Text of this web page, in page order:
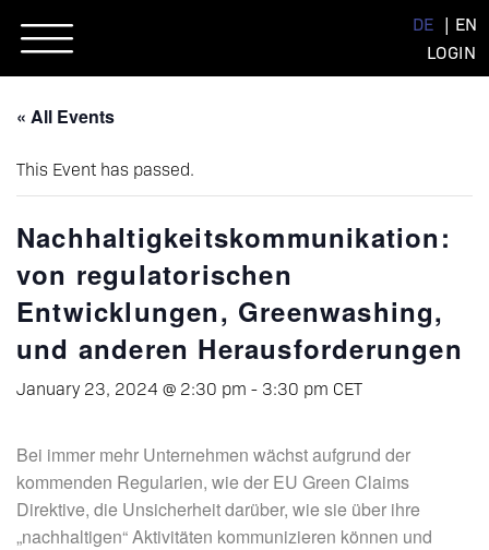
DE
EN
LOGIN
« All Events
This Event has passed.
Nachhaltigkeitskommunikation:
von regulatorischen
Entwicklungen, Greenwashing,
und anderen Herausforderungen
January 23, 2024 @ 2:30 pm - 3:30 pm CET
Bei immer mehr Unternehmen wächst aufgrund der
kommenden Regularien, wie der EU Green Claims
Direktive, die Unsicherheit darüber, wie sie über ihre
„nachhaltigen“ Aktivitäten kommunizieren können und